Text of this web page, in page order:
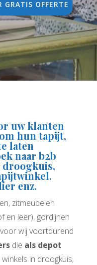
OFFERTE
uw klanten
hun tapijt,
laten
naar b2b
droogkuis,
enz.
zitmeubelen
en leer), gordijnen
wij voortdurend
die als depot
in droogkuis,